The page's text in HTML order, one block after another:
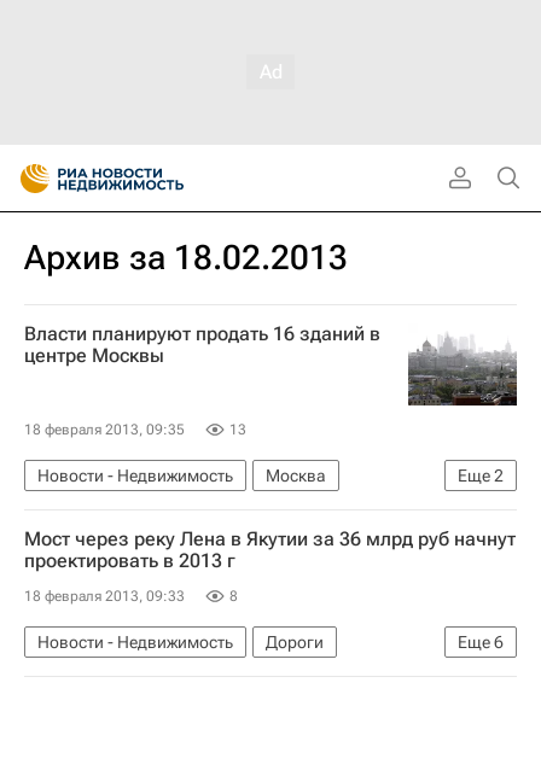
Архив за 18.02.2013
Власти планируют продать 16 зданий в
центре Москвы
18 февраля 2013, 09:35 13
Еще2
Новости - Недвижимость
Москва
Недвижимость
Россия
Мост через реку Лена в Якутии за 36 млрд руб начнут
проектировать в 2013 г
18 февраля 2013, 09:33 8
Еще6
Новости - Недвижимость
Дороги
Федеральное дорожное агентство (Росавтодор)